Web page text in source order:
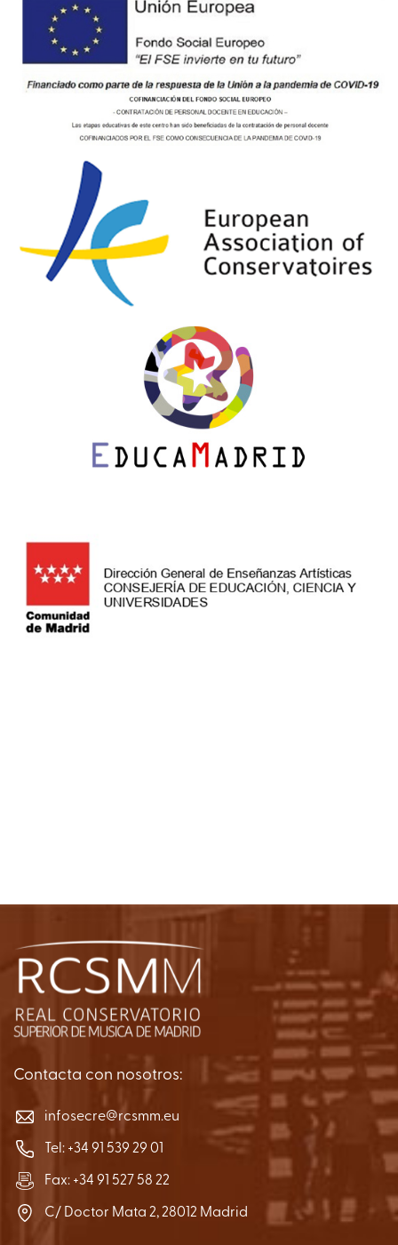
Contacta con nosotros:
infosecre@rcsmm.eu
Tel: +34 91 539 29 01
Fax: +34 91 527 58 22
C/ Doctor Mata 2, 28012 Madrid